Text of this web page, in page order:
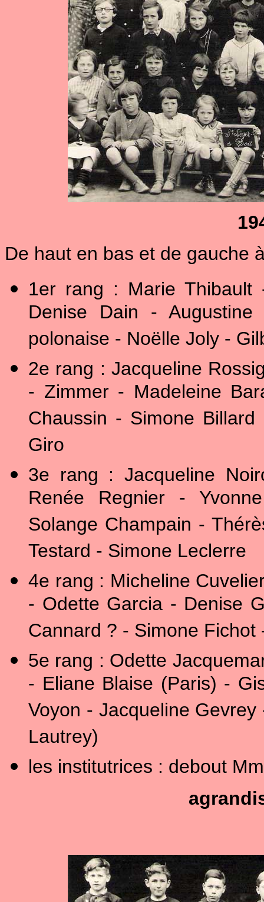
De haut en bas et de gauche
1er rang : Marie
Denise Dain -
polonaise - Noëlle Joly -
2e rang : Jacqueline
- Zimmer - Madeleine
Chaussin - Simone
Giro
3e rang : Jacqueline
Renée Regnier -
Solange Champain -
Testard - Simone Leclerre
4e rang : Micheline
- Odette Garcia - Denise
Cannard ? - Simone
5e rang : Odette
- Eliane Blaise (Paris) -
Voyon - Jacqueline
Lautrey)
les institutrices : debout